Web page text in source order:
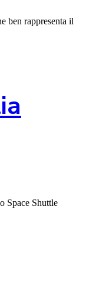
ben rappresenta il
Space Shuttle